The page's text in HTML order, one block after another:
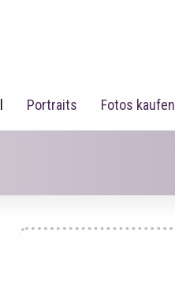
Portraits Fotos kaufen